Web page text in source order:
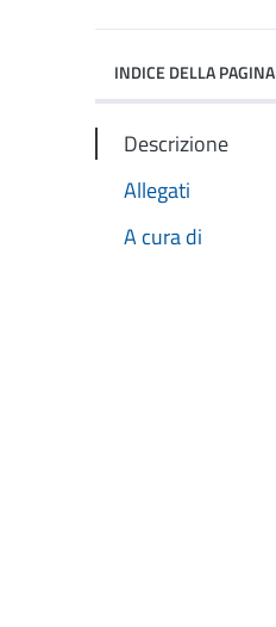
INDICE DELLA PAGINA
Descrizione
Allegati
A cura di